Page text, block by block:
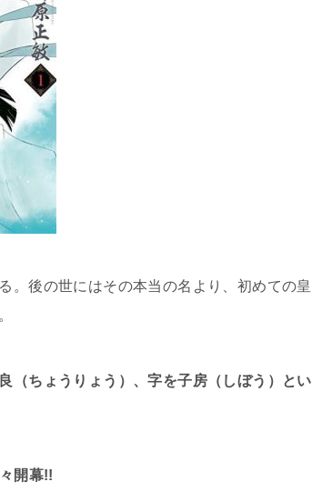
。後の世にはその本当の名より、初めての皇
（ちょうりょう）、字を子房（しぼう）とい
開幕!!